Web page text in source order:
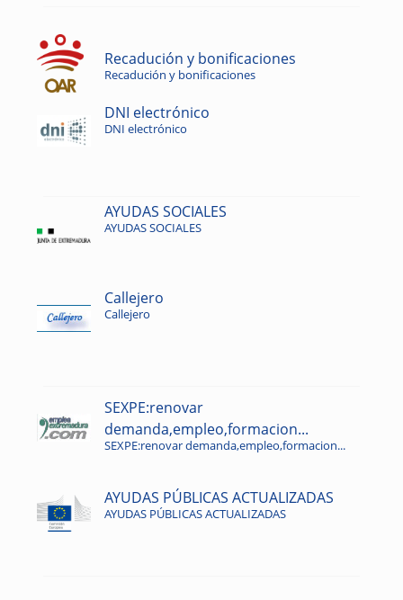
Recadución y bonificaciones
Recadución y bonificaciones
DNI electrónico
DNI electrónico
AYUDAS SOCIALES
AYUDAS SOCIALES
Callejero
Callejero
SEXPE:renovar
demanda,empleo,formacion...
SEXPE:renovar demanda,empleo,formacion...
AYUDAS PÚBLICAS ACTUALIZADAS
AYUDAS PÚBLICAS ACTUALIZADAS